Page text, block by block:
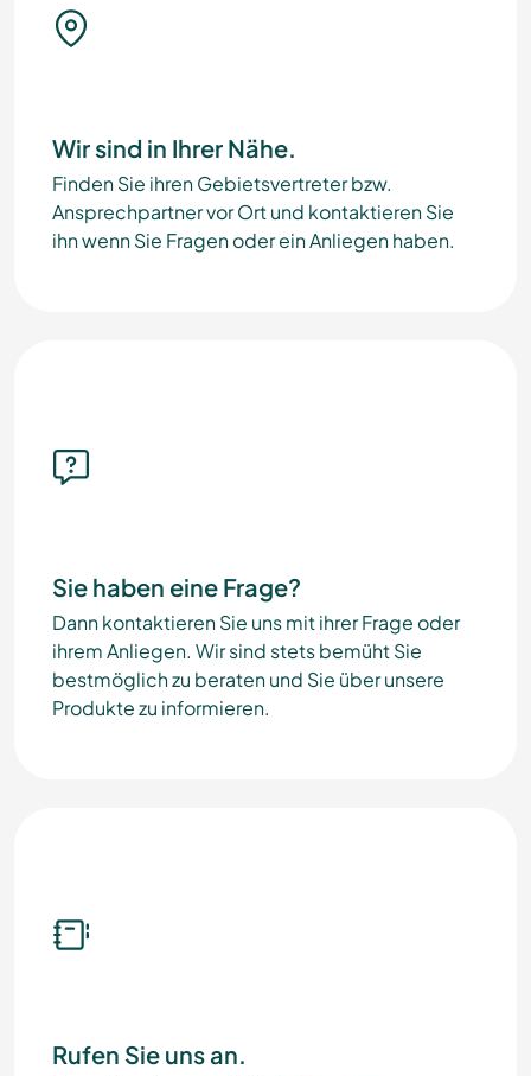
Wir sind in Ihrer Nähe.
Finden Sie ihren Gebietsvertreter bzw.
Ansprechpartner vor Ort und kontaktieren Sie
ihn wenn Sie Fragen oder ein Anliegen haben.
Sie haben eine Frage?
Dann kontaktieren Sie uns mit ihrer Frage oder
ihrem Anliegen. Wir sind stets bemüht Sie
bestmöglich zu beraten und Sie über unsere
Produkte zu informieren.
Rufen Sie uns an.